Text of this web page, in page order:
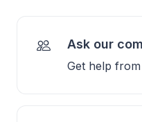
Ask our
Get help